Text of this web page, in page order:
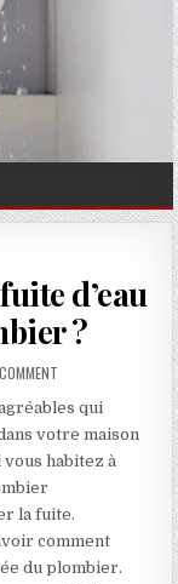
d’eau
?
ON COMMENT
qui
votre maison
habitez à
la fuite.
comment
du plombier.